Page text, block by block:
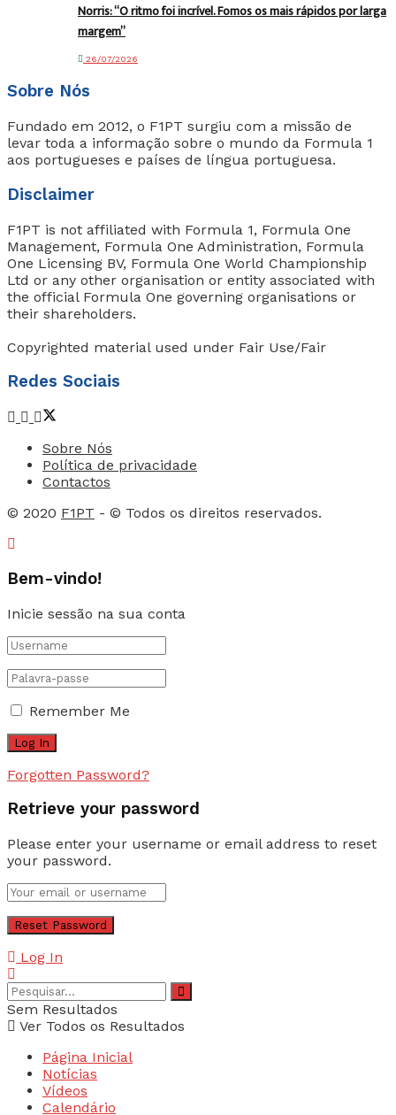
Norris: “O ritmo foi incrível. Fomos os mais rápidos por larga
margem”
26/07/2026
Sobre Nós
Fundado em 2012, o F1PT surgiu com a missão de
levar toda a informação sobre o mundo da Formula 1
aos portugueses e países de língua portuguesa.
Disclaimer
F1PT is not affiliated with Formula 1, Formula One
Management, Formula One Administration, Formula
One Licensing BV, Formula One World Championship
Ltd or any other organisation or entity associated with
the official Formula One governing organisations or
their shareholders.
Copyrighted material used under Fair Use/Fair
Redes Sociais
Sobre Nós
Política de privacidade
Contactos
© 2020 F1PT - © Todos os direitos reservados.
Bem-vindo!
Inicie sessão na sua conta
Remember Me
Forgotten Password?
Retrieve your password
Please enter your username or email address to reset
your password.
Log In
Sem Resultados
Ver Todos os Resultados
Página Inicial
Notícias
Vídeos
Calendário